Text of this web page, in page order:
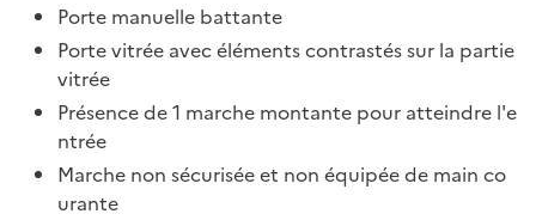
Porte manuelle battante
Porte vitrée avec éléments contrastés sur la partie
vitrée
Présence de 1 marche montante pour atteindre l'e
ntrée
Marche non sécurisée et non équipée de main co
urante